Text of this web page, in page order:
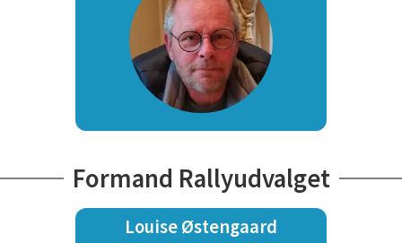
Formand Rallyudvalget
Louise Østengaard